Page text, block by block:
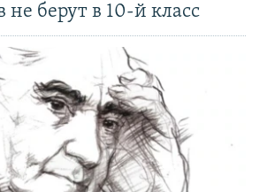
берут в 10-й класс